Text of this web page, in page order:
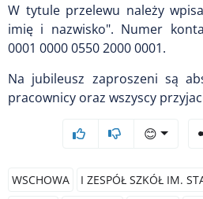
W tytule przelewu należy
imię i nazwisko". Numer
0001 0000 0550 2000 0001.
Na jubileusz zaproszeni są
pracownicy oraz wszyscy
😊
WSCHOWA
I ZESPÓŁ SZKÓŁ IM.